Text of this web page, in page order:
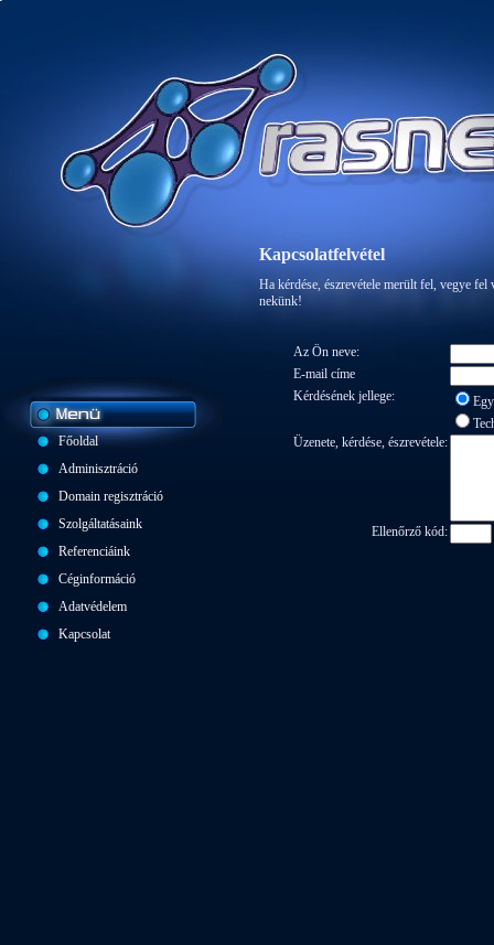
Főoldal
Adminisztráció
Domain regisztráció
Szolgáltatásaink
Referenciáink
Céginformáció
Adatvédelem
Kapcsolat
Kapcsolatfelvétel
Ha kérdése, észrevétele merült fel, vegye
nekünk!
Az Ön neve:
E-mail címe
Kérdésének jellege:
Üzenete, kérdése, észrevétele:
Ellenőrző kód: